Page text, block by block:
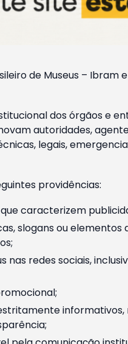
de Museus –
dos órgãos e
autoridades,
legais,
providências:
caracterizem
slogans ou elementos
redes sociais,